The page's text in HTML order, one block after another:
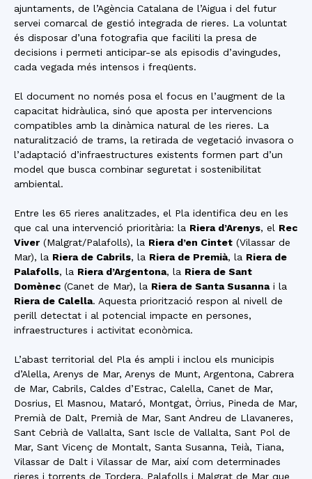
ajuntaments, de l’Agència Catalana de l’Aigua i del futur
servei comarcal de gestió integrada de rieres. La voluntat
és disposar d’una fotografia que faciliti la presa de
decisions i permeti anticipar-se als episodis d’avingudes,
cada vegada més intensos i freqüents.
El document no només posa el focus en l’augment de la
capacitat hidràulica, sinó que aposta per intervencions
compatibles amb la dinàmica natural de les rieres. La
naturalització de trams, la retirada de vegetació invasora o
l’adaptació d’infraestructures existents formen part d’un
model que busca combinar seguretat i sostenibilitat
ambiental.
Entre les 65 rieres analitzades, el Pla identifica deu en les
que cal una intervenció prioritària: la Riera d’Arenys, el Rec
Viver (Malgrat/Palafolls), la Riera d’en Cintet (Vilassar de
Mar), la Riera de Cabrils, la Riera de Premià, la Riera de
Palafolls, la Riera d’Argentona, la Riera de Sant
Domènec (Canet de Mar), la Riera de Santa Susannai la
Riera de Calella. Aquesta priorització respon al nivell de
perill detectat i al potencial impacte en persones,
infraestructures i activitat econòmica.
L’abast territorial del Pla és ampli i inclou els municipis
d’Alella, Arenys de Mar, Arenys de Munt, Argentona, Cabrera
de Mar, Cabrils, Caldes d’Estrac, Calella, Canet de Mar,
Dosrius, El Masnou, Mataró, Montgat, Òrrius, Pineda de Mar,
Premià de Dalt, Premià de Mar, Sant Andreu de Llavaneres,
Sant Cebrià de Vallalta, Sant Iscle de Vallalta, Sant Pol de
Mar, Sant Vicenç de Montalt, Santa Susanna, Teià, Tiana,
Vilassar de Dalt i Vilassar de Mar, així com determinades
rieres i torrents de Tordera, Palafolls i Malgrat de Mar que